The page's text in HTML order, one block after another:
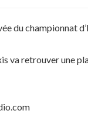
du championnat
va retrouver une